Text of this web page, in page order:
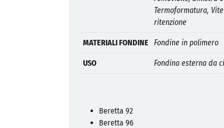
Termoformatura,
ritenzione
MATERIALI FONDINE Fondine in polimero
USO Fondina esterna da
Beretta 92
Beretta 96